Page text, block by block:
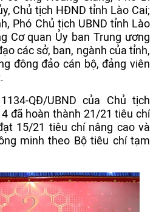
Chủ tịch HĐND tỉnh Lào Cai;
Phó Chủ tịch UBND tỉnh Lào
Cơ quan Ủy ban Trung ương
các sở, ban, ngành của tỉnh,
đông đảo cán bộ, đảng viên
QĐ/UBND của Chủ tịch
đã hoàn thành 21/21 tiêu chí
15/21 tiêu chí nâng cao và
minh theo Bộ tiêu chí tạm